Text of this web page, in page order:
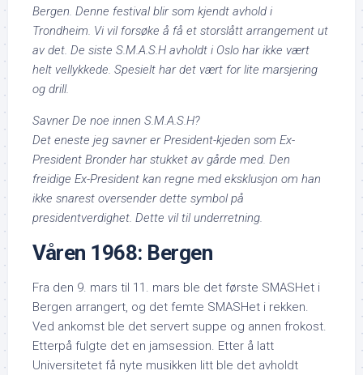
Bergen. Denne festival blir som kjendt avhold i
Trondheim. Vi vil forsøke å få et storslått arrangement ut
av det. De siste S.M.A.S.H avholdt i Oslo har ikke vært
helt vellykkede. Spesielt har det vært for lite marsjering
og drill.
Savner De noe innen S.M.A.S.H?
Det eneste jeg savner er President-kjeden som Ex-
President Bronder har stukket av gårde med. Den
freidige Ex-President kan regne med eksklusjon om han
ikke snarest oversender dette symbol på
presidentverdighet. Dette vil til underretning.
Våren 1968: Bergen
Fra den 9. mars til 11. mars ble det første SMASHet i
Bergen arrangert, og det femte SMASHet i rekken.
Ved ankomst ble det servert suppe og annen frokost.
Etterpå fulgte det en jamsession. Etter å latt
Universitetet få nyte musikken litt ble det avholdt